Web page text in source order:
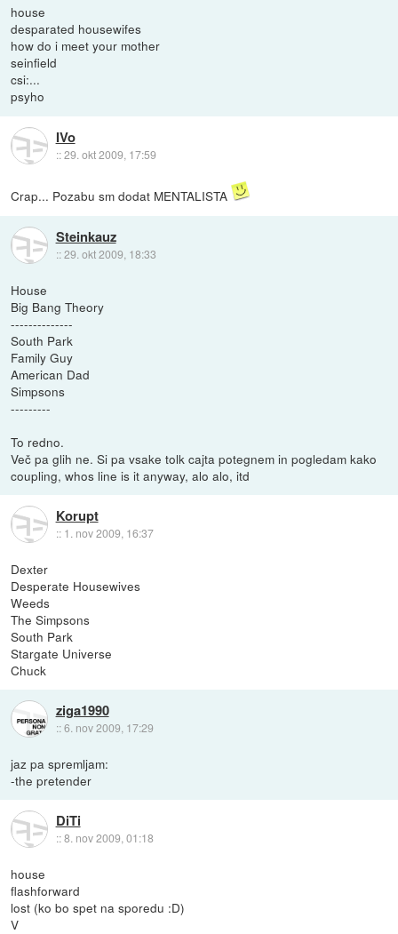
house
desparated housewifes
how do i meet your mother
seinfield
csi:...
psyho
IVo
::29. okt 2009, 17:59
Crap... Pozabu sm dodat MENTALISTA
Steinkauz
::29. okt 2009, 18:33
House
Big Bang Theory
--------------
South Park
Family Guy
American Dad
Simpsons
---------
To redno.
Več pa glih ne. Si pa vsake tolk cajta potegnem in pogledam kako
coupling, whos line is it anyway, alo alo, itd
Korupt
:: 1. nov 2009, 16:37
Dexter
Desperate Housewives
Weeds
The Simpsons
South Park
Stargate Universe
Chuck
ziga1990
::6. nov 2009, 17:29
jaz pa spremljam:
-the pretender
DiTi
::8. nov 2009, 01:18
house
flashforward
lost (ko bo spet na sporedu :D)
V